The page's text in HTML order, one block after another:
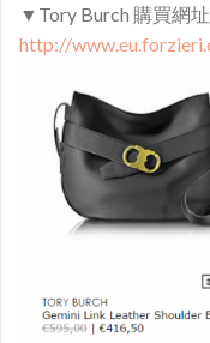
▼Tory Burch 購買網
http://